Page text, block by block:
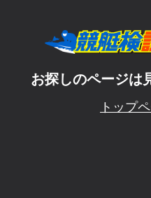
お探しのページは
トップ